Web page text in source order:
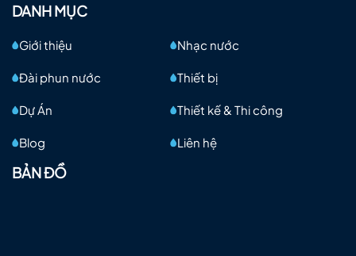
DANH MỤC
Giới thiệu Nhạc nước
Đài phun nước Thiết bị
Dự Án Thiết kế & Thi công
Blog Liên hệ
BẢN ĐỒ